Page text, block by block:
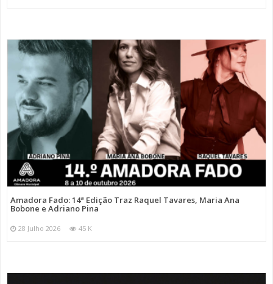
Amadora Fado: 14ª Edição Traz Raquel Tavares, Maria Ana
Bobone e Adriano Pina
28 Julho 2026 45 K